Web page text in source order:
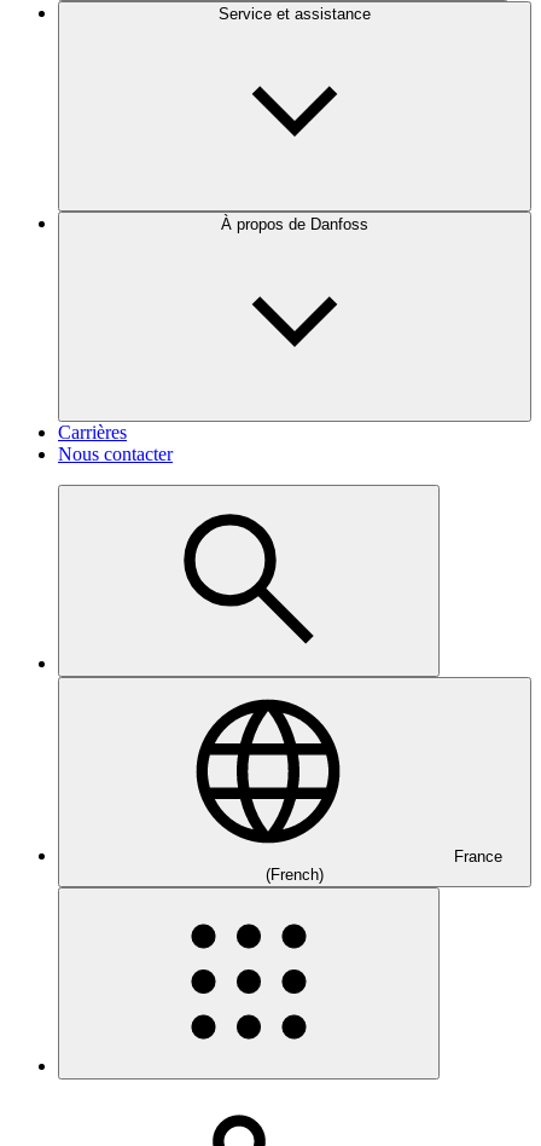
Service et assistance
À propos de Danfoss
Carrières
Nous contacter
France
(French)